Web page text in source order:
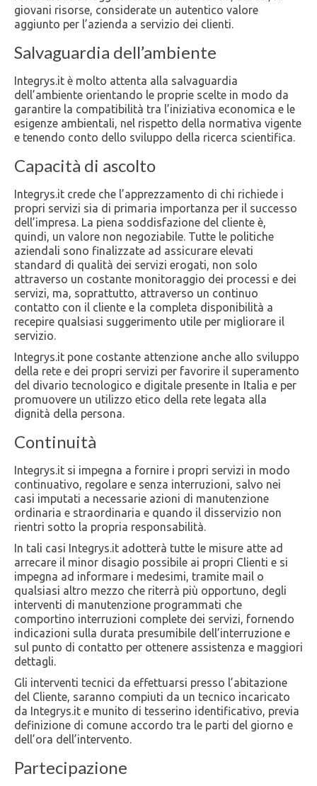
giovani risorse, considerate un autentico valore
aggiunto per l’azienda a servizio dei clienti.
Salvaguardia dell’ambiente
Integrys.it è molto attenta alla salvaguardia
dell’ambiente orientando le proprie scelte in modo da
garantire la compatibilità tra l’iniziativa economica e le
esigenze ambientali, nel rispetto della normativa vigente
e tenendo conto dello sviluppo della ricerca scientifica.
Capacità di ascolto
Integrys.it crede che l’apprezzamento di chi richiede i
propri servizi sia di primaria importanza per il successo
dell’impresa. La piena soddisfazione del cliente è,
quindi, un valore non negoziabile. Tutte le politiche
aziendali sono finalizzate ad assicurare elevati
standard di qualità dei servizi erogati, non solo
attraverso un costante monitoraggio dei processi e dei
servizi, ma, soprattutto, attraverso un continuo
contatto con il cliente e la completa disponibilità a
recepire qualsiasi suggerimento utile per migliorare il
servizio.
Integrys.it pone costante attenzione anche allo sviluppo
della rete e dei propri servizi per favorire il superamento
del divario tecnologico e digitale presente in Italia e per
promuovere un utilizzo etico della rete legata alla
dignità della persona.
Continuità
Integrys.it si impegna a fornire i propri servizi in modo
continuativo, regolare e senza interruzioni, salvo nei
casi imputati a necessarie azioni di manutenzione
ordinaria e straordinaria e quando il disservizio non
rientri sotto la propria responsabilità.
In tali casi Integrys.it adotterà tutte le misure atte ad
arrecare il minor disagio possibile ai propri Clienti e si
impegna ad informare i medesimi, tramite mail o
qualsiasi altro mezzo che riterrà più opportuno, degli
interventi di manutenzione programmati che
comportino interruzioni complete dei servizi, fornendo
indicazioni sulla durata presumibile dell’interruzione e
sul punto di contatto per ottenere assistenza e maggiori
dettagli.
Gli interventi tecnici da effettuarsi presso l’abitazione
del Cliente, saranno compiuti da un tecnico incaricato
da Integrys.it e munito di tesserino identificativo, previa
definizione di comune accordo tra le parti del giorno e
dell’ora dell’intervento.
Partecipazione